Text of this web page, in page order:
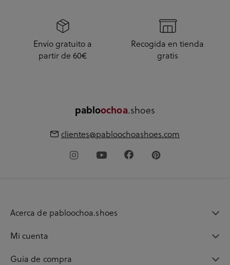
Envío gratuito a
partir de 60€
Recogida en tienda
gratis
pabloochoa.shoes
clientes@pabloochoashoes.com
Acerca de pabloochoa.shoes
Mi cuenta
Guía de compra